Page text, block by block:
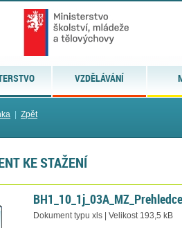
VZDĚLÁVÁNÍ
Zpět
KE STAŽENÍ
Dokument typu xls | Velikost 193,5 kB